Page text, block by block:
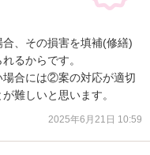
、その損害を填補(修繕)
るからです。
場合には②案の対応が適切
難しいと思います。
2025年6月21日 10:59